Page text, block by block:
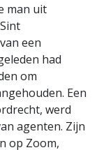
man uit
een
had
om
Een
werd
agenten. Zijn
op Zoom,